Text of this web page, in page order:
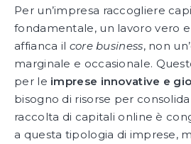
Per un’impresa raccogliere
fondamentale, un lavoro vero
affianca il core business, non
marginale e occasionale.
per le imprese innovative e
bisogno di risorse per
raccolta di capitali online è
a questa tipologia di imprese,